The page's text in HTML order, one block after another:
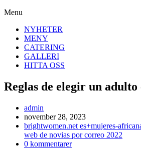
Menu
NYHETER
MENY
CATERING
GALLERI
HITTA OSS
Reglas de elegir un
Inläggsförfattare:
admin
Inlägget
publicerat:
november 28, 2023
Inläggskategori:
brightwomen.net es+mujeres-
web de novias por correo 2022
Kommentarer
0 kommentarer